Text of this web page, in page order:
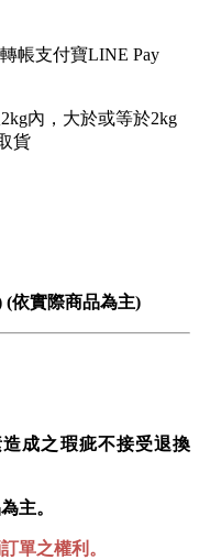
帳支付寶LINE Pay
內，大於或等於2kg
貨
(依實際商品為主)
成之瑕疵不接受退換
主。
單之權利。